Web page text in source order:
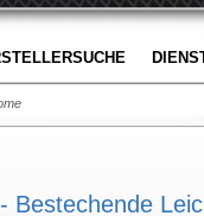
Bestechende